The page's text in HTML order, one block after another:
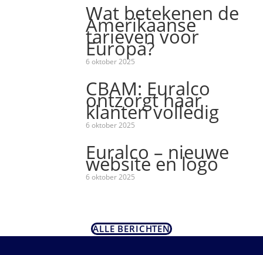
Wat betekenen de
Amerikaanse
tarieven voor
Europa?
6 oktober 2025
CBAM: Euralco
ontzorgt haar
klanten volledig
6 oktober 2025
Euralco – nieuwe
website en logo
6 oktober 2025
ALLE BERICHTEN